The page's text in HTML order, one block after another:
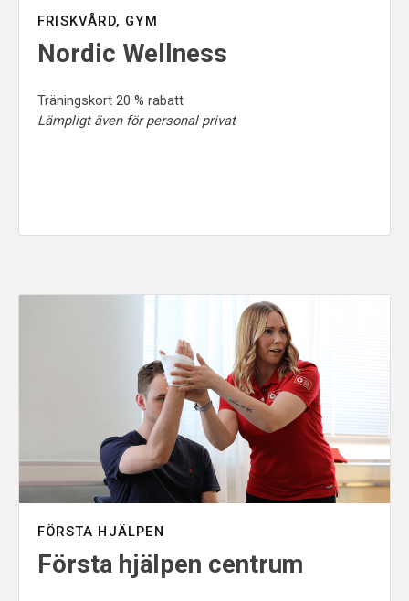
FRISKVÅRD, GYM
Nordic Wellness
Träningskort 20 % rabatt
Lämpligt även för personal privat
FÖRSTA HJÄLPEN
Första hjälpen centrum